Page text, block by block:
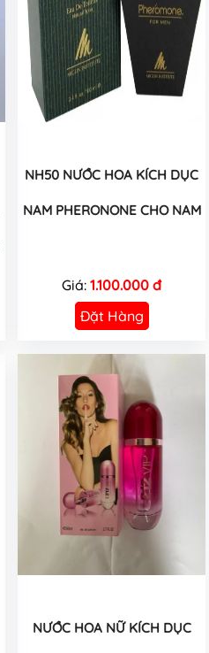
NH50 NƯỚC HOA KÍCH DỤC
NAM PHERONONE CHO NAM
Giá: 1.100.000 đ
Đặt Hàng
NƯỚC HOA NỮ KÍCH DỤC